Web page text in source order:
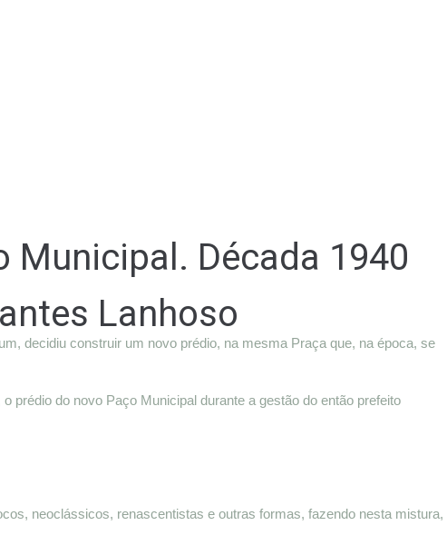
Municipal. Década 1940
Lanhoso
decidiu construir um novo prédio, na mesma Praça que, na época, se
prédio do novo Paço Municipal durante a gestão do então prefeito
neoclássicos, renascentistas e outras formas, fazendo nesta mistura,